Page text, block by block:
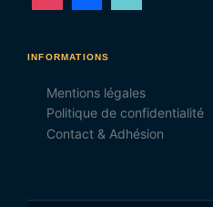
INFORMATIONS
Mentions légales
Politique de confidentialité
Contact & Adhésion